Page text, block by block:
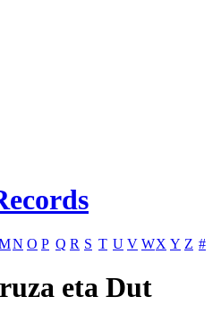
N O P Q R S T U V WX Y Z #
eta Dut